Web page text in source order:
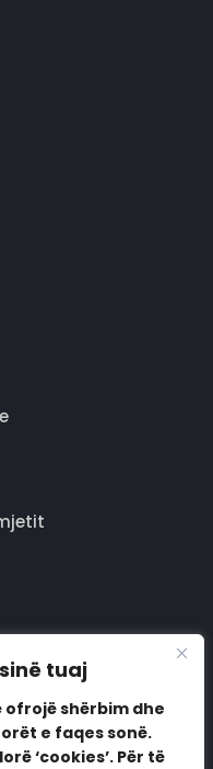
tuaj
ofrojë shërbim dhe
e faqes sonë.
‘cookies’. Për të